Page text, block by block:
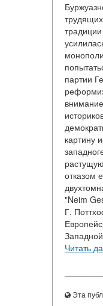
партии
картину
отказом
"Neim
Г.
Читать
Эта